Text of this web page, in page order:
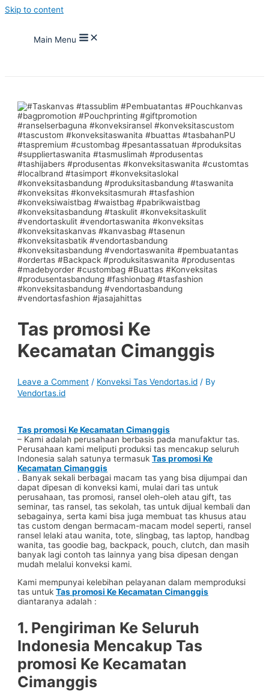
Skip to content
Main Menu
Tas promosi Ke
Kecamatan Cimanggis
Leave a Comment / Konveksi Tas Vendortas.id / By
Vendortas.id
Tas promosi Ke Kecamatan Cimanggis
– Kami adalah perusahaan berbasis pada manufaktur tas.
Perusahaan kami meliputi produksi tas mencakup seluruh
Indonesia salah satunya termasukTas promosi Ke
Kecamatan Cimanggis
. Banyak sekali berbagai macam tas yang bisa dijumpai dan
dapat dipesan di konveksi kami, mulai dari tas untuk
perusahaan, tas promosi, ransel oleh-oleh atau gift, tas
seminar, tas ransel, tas sekolah, tas untuk dijual kembali dan
sebagainya, serta kami bisa juga membuat tas khusus atau
tas custom dengan bermacam-macam model seperti, ransel
ransel lelaki atau wanita, tote, slingbag, tas laptop, handbag
wanita, tas goodie bag, backpack, pouch, clutch, dan masih
banyak lagi contoh tas lainnya yang bisa dipesan dengan
mudah melalui konveksi kami.
Kami mempunyai kelebihan pelayanan dalam memproduksi
tas untukTas promosi Ke Kecamatan Cimanggis
diantaranya adalah :
1. Pengiriman Ke Seluruh
Indonesia MencakupTas
promosi Ke Kecamatan
Cimanggis